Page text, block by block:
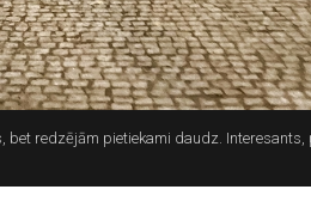
redzējām pietiekami daudz.